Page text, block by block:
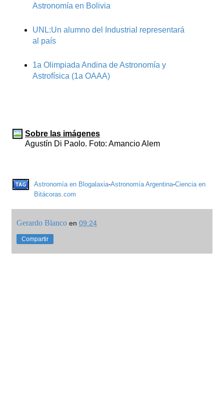
Astronomía en Bolivia
UNL:Un alumno del Industrial representará
al país
1a Olimpiada Andina de Astronomía y
Astrofísica (1a OAAA)
Sobre las imágenes
Agustín Di Paolo. Foto: Amancio Alem
Astronomía en Blogalaxia-Astronomía Argentina-Ciencia en
Bitácoras.com
Gerardo Blanco en 09:24
Compartir